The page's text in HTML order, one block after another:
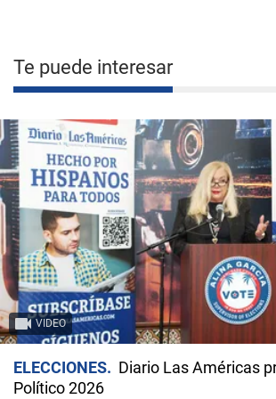
Te puede interesar
VIDEO
ELECCIONES
Diario Las Américas
Político 2026